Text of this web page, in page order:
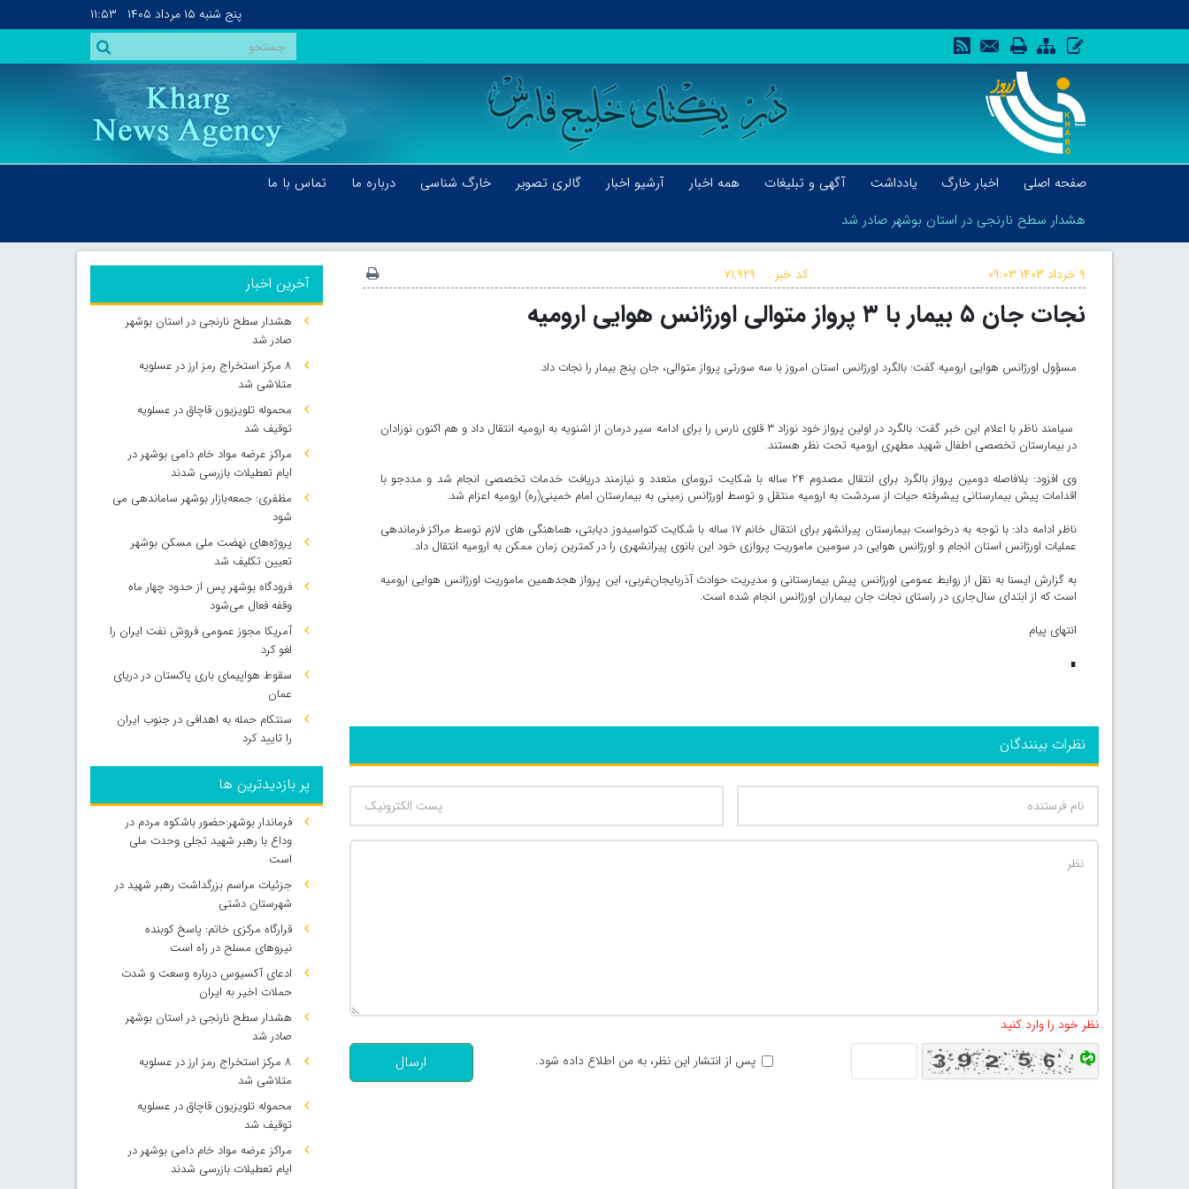
پنج شنبه ۱۵ مرداد ۱۴۰۵ ۱۱:۵۳
صفحه اصلی اخبار خارگ یادداشت آگهی و تبلیغات همه اخبار آرشیو اخبار گالری تصویر خارگ شناسی درباره ما
تماس با ما
هشدار سطح نارنجی در استان بوشهر صادر شد
هشدار سطح نارنجی در استان بوشهر صادر شد
کد خبر : ۷۱,۹۲۹ ۹ خرداد ۱۴۰۳ ۰۹:۰۳
نجات جان ۵ بیمار با ۳ پرواز متوالی اورژانس هوایی ارومیه
مسؤول اورژانس هوایی ارومیه گفت: بالگرد اورژانس استان امروز با سه سورتی پرواز متوالی، جان پنج بیمار را نجات داد.
سیامند ناظر با اعلام این خبر گفت: بالگرد در اولین پرواز خود نوزاد ۳ قلوی نارس را برای ادامه سیر درمان از اشنویه به ارومیه انتقال داد و هم اکنون نوزادان
در بیمارستان تخصصی اطفال شهید مطهری ارومیه تحت نظر هستند.
وی افزود: بلافاصله دومین پرواز بالگرد برای انتقال مصدوم ۲۴ ساله با شکایت ترومای متعدد و نیازمند دریافت خدمات تخصصی انجام شد و مددجو با
اقدامات پیش بیمارستانی پیشرفته حیات از سردشت به ارومیه منتقل و توسط اورژانس زمینی به بیمارستان امام خمینی(ره) ارومیه اعزام شد.
ناظر ادامه داد: با توجه به درخواست بیمارستان پیرانشهر برای انتقال خانم ۱۷ ساله با شکایت کتواسیدوز دیابتی، هماهنگی های لازم توسط مراکز فرماندهی
عملیات اورژانس استان انجام و اورژانس هوایی در سومین ماموریت پروازی خود این بانوی پیرانشهری را در کمترین زمان ممکن به ارومیه انتقال داد.
به گزارش ایسنا به نقل از روابط عمومی اورژانس پیش بیمارستانی و مدیریت حوادث آذربایجان‌غربی، این پرواز هجدهمین ماموریت اورژانس هوایی ارومیه
است که از ابتدای سال‌جاری در راستای نجات جان بیماران اورژانس انجام شده است.
انتهای پیام
∎
نظرات بینندگان
نظر خود را وارد کنید
پس از انتشار این نظر، به من اطلاع داده شود.
ارسال
آخرین اخبار
هشدار سطح نارنجی در استان بوشهر
صادر شد
۸ مرکز استخراج رمز ارز در عسلویه
متلاشی شد
محموله تلویزیون قاچاق در عسلویه
توقیف شد
مراکز عرضه مواد خام دامی بوشهر در
ایام تعطیلات بازرسی شدند
مظفری: جمعه‌بازار بوشهر ساماندهی می‌
شود
پروژه‌های نهضت ملی مسکن بوشهر
تعیین تکلیف شد
فرودگاه بوشهر پس از حدود چهار ماه
وقفه فعال می‌شود
آمریکا مجوز عمومی فروش نفت ایران را
لغو کرد
سقوط هواپیمای باری پاکستان در دریای
عمان
سنتکام حمله به اهدافی در جنوب ایران
را تایید کرد
پر بازدیدترین ها
فرماندار بوشهر:حضور باشکوه مردم در
وداع با رهبر شهید تجلی وحدت ملی
است
جزئیات مراسم بزرگداشت رهبر شهید در
شهرستان دشتی
قرارگاه مرکزی خاتم: پاسخ کوبنده
نیروهای مسلح در راه است
ادعای آکسیوس درباره وسعت و شدت
حملات اخیر به ایران
هشدار سطح نارنجی در استان بوشهر
صادر شد
۸ مرکز استخراج رمز ارز در عسلویه
متلاشی شد
محموله تلویزیون قاچاق در عسلویه
توقیف شد
مراکز عرضه مواد خام دامی بوشهر در
ایام تعطیلات بازرسی شدند